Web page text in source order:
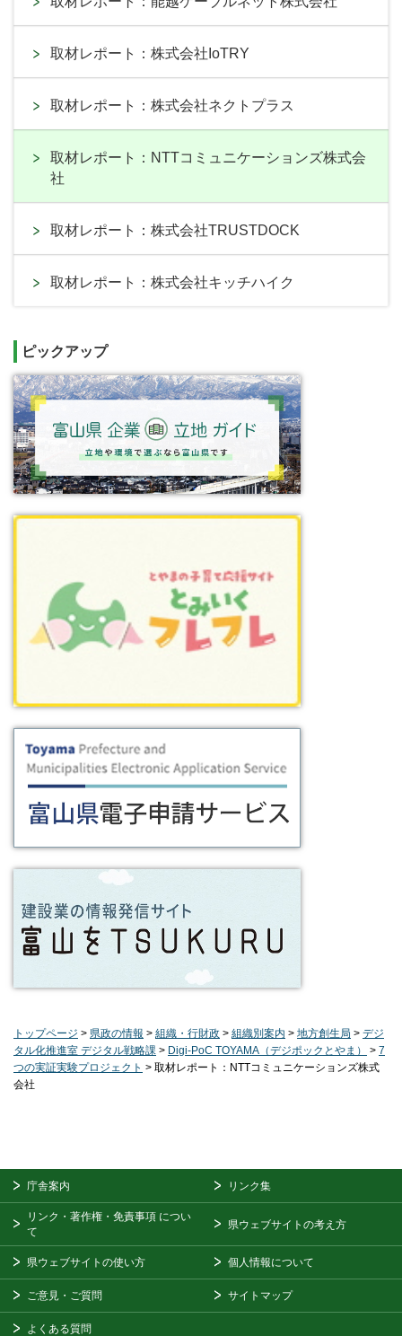
取材レポート：株式会社IoTRY
取材レポート：株式会社ネクトプラス
取材レポート：NTTコミュニケーションズ株式会
社
取材レポート：株式会社TRUSTDOCK
取材レポート：株式会社キッチハイク
ピックアップ
トップページ > 県政の情報 > 組織・行財政 > 組織別案内 > 地方創生局 > デジ
タル化推進室 デジタル戦略課 > Digi-PoC TOYAMA（デジポックとやま） > 7
つの実証実験プロジェクト > 取材レポート：NTTコミュニケーションズ株式
会社
庁舎案内 リンク集
リンク・著作権・免責事項 につい
て
県ウェブサイトの考え方
県ウェブサイトの使い方 個人情報について
ご意見・ご質問 サイトマップ
よくある質問